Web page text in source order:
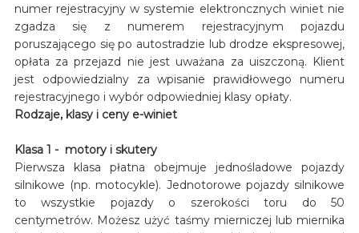
numer rejestracyjny w systemie elektroncznych winiet nie
zgadza się z numerem rejestracyjnym pojazdu
poruszającego się po autostradzie lub drodze ekspresowej,
opłata za przejazd nie jest uważana za uiszczoną. Klient
jest odpowiedzialny za wpisanie prawidłowego numeru
rejestracyjnego i wybór odpowiedniej klasy opłaty.
Rodzaje, klasy i ceny e-winiet
Klasa 1 - motory i skutery
Pierwsza klasa płatna obejmuje jednośladowe pojazdy
silnikowe (np. motocykle). Jednotorowe pojazdy silnikowe
to wszystkie pojazdy o szerokości toru do 50
centymetrów. Możesz użyć taśmy mierniczej lub miernika